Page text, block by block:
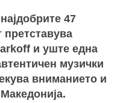
47
и уште една
музички
вниманието и